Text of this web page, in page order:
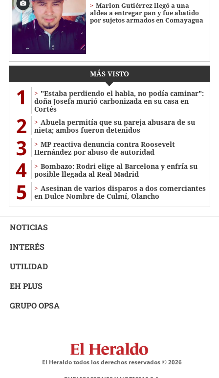
Marlon Gutiérrez llegó a una
aldea a entregar pan y fue abatido
por sujetos armados en Comayagua
MÁS VISTO
1
"Estaba perdiendo el habla, no podía caminar":
doña Josefa murió carbonizada en su casa en
Cortés
2
Abuela permitía que su pareja abusara de su
nieta; ambos fueron detenidos
3
MP reactiva denuncia contra Roosevelt
Hernández por abuso de autoridad
4
Bombazo: Rodri elige al Barcelona y enfría su
posible llegada al Real Madrid
5
Asesinan de varios disparos a dos comerciantes
en Dulce Nombre de Culmí, Olancho
NOTICIAS
INTERÉS
UTILIDAD
EH PLUS
GRUPO OPSA
El Heraldo todos los derechos reservados ©2026